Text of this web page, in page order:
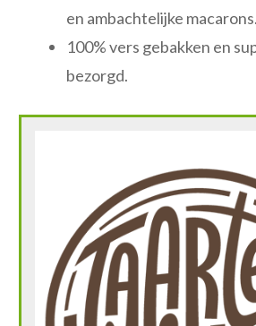
en ambachtelijke macarons.
100% vers gebakken en
bezorgd.